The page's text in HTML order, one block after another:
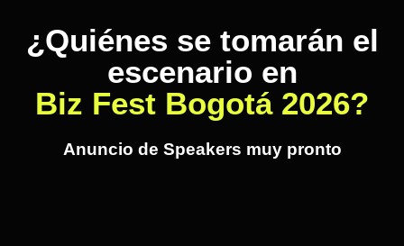
¿Quiénes se tomarán el
escenario en
Biz Fest Bogotá 2026?
Anuncio de Speakers muy pronto